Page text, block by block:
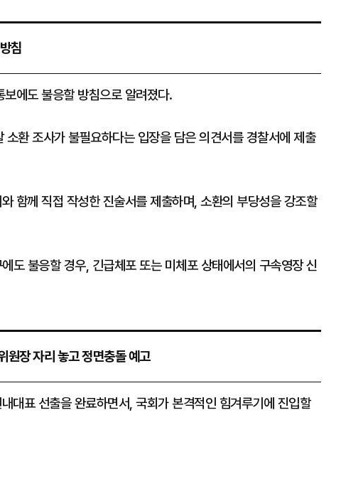
침
에도 불응할 방침으로 알려졌다.
환 조사가 불필요하다는 입장을 담은 의견서를 경찰서에 제출
함께 직접 작성한 진술서를 제출하며, 소환의 부당성을 강조할
도 불응할 경우, 긴급체포 또는 미체포 상태에서의 구속영장 신
장 자리 놓고 정면충돌 예고
대표 선출을 완료하면서, 국회가 본격적인 힘겨루기에 진입할